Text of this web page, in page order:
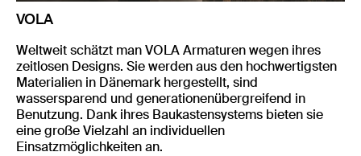
VOLA
Weltweit schätzt man VOLA Armaturen wegen ihres
zeitlosen Designs. Sie werden aus den hochwertigsten
Materialien in Dänemark hergestellt, sind
wassersparend und generationenübergreifend in
Benutzung. Dank ihres Baukastensystems bieten sie
eine große Vielzahl an individuellen
Einsatzmöglichkeiten an.